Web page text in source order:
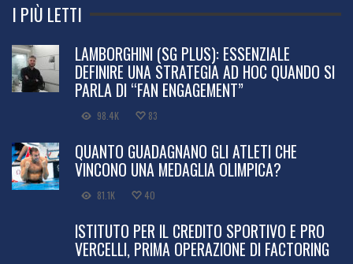
I PIÙ LETTI
LAMBORGHINI (SG PLUS): ESSENZIALE
DEFINIRE UNA STRATEGIA AD HOC QUANDO SI
PARLA DI “FAN ENGAGEMENT”
98.4K 83
QUANTO GUADAGNANO GLI ATLETI CHE
VINCONO UNA MEDAGLIA OLIMPICA?
81.1K 40
ISTITUTO PER IL CREDITO SPORTIVO E PRO
VERCELLI, PRIMA OPERAZIONE DI FACTORING